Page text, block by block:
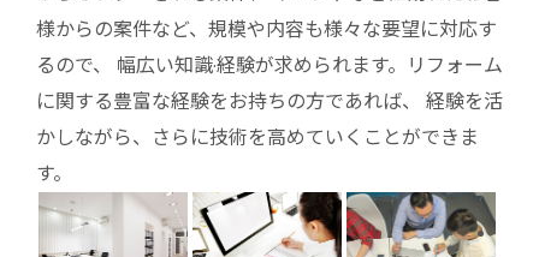
様からの案件など、規模や内容も様々な要望に対応す
るので、 幅広い知識·経験が求められます。リフォーム
に関する豊富な経験をお持ちの方であれば、 経験を活
かしながら、さらに技術を高めていくことができま
す。